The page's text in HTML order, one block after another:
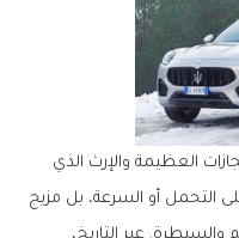
العظيمة والإرث الذي
التحمل أو السرعة، بل مزيج